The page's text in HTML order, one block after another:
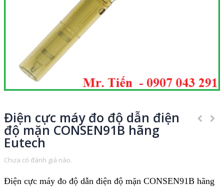
Điện cực máy đo độ dẫn điện
độ mặn CONSEN91B hãng
Eutech
Chưa có đánh giá nào.
Điện cực máy đo độ dẫn điện độ mặn CONSEN91B hãng